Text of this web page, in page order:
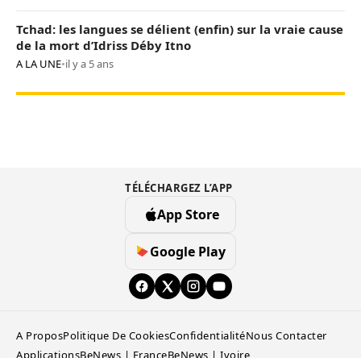
Tchad: les langues se délient (enfin) sur la vraie cause
de la mort d’Idriss Déby Itno
A LA UNE•il y a 5 ans
TÉLÉCHARGEZ L’APP
App Store
Google Play
A ProposPolitique De CookiesConfidentialitéNous Contacter
ApplicationsBeNews | FranceBeNews | Ivoire